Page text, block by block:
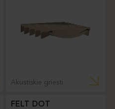
Akustiskie griesti
FELT DOT